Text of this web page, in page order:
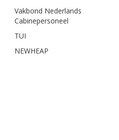
Vakbond Nederlands
Cabinepersoneel
TUI
NEWHEAP